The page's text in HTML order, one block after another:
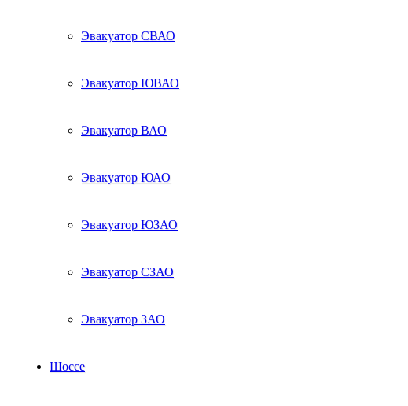
Эвакуатор СВАО
Эвакуатор ЮВАО
Эвакуатор ВАО
Эвакуатор ЮАО
Эвакуатор ЮЗАО
Эвакуатор СЗАО
Эвакуатор ЗАО
Шоссе